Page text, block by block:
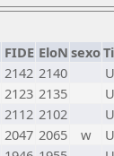
FIDE EloN sexo
2142 2140
2123 2135
2112 2102
2047 2065 w